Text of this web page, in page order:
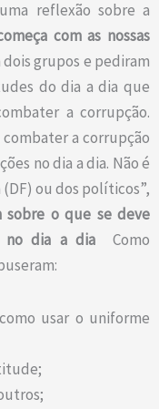
reflexão sobre a
com as nossas
grupos e pediram
do dia a dia que
a corrupção.
a corrupção
no dia a dia. Não é
ou dos políticos”,
sobre o que se deve
no dia a dia
Como
usar o uniforme